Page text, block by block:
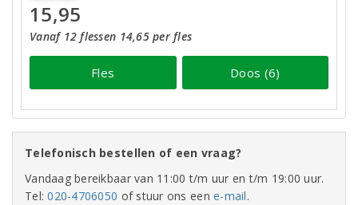
15,95
Vanaf 12 flessen 14,65 per fles
Fles Doos (6)
Telefonisch bestellen of een vraag?
Vandaag bereikbaar van 11:00 t/m uur en t/m 19:00 uur.
Tel:020-4706050 of stuur ons eene-mail.